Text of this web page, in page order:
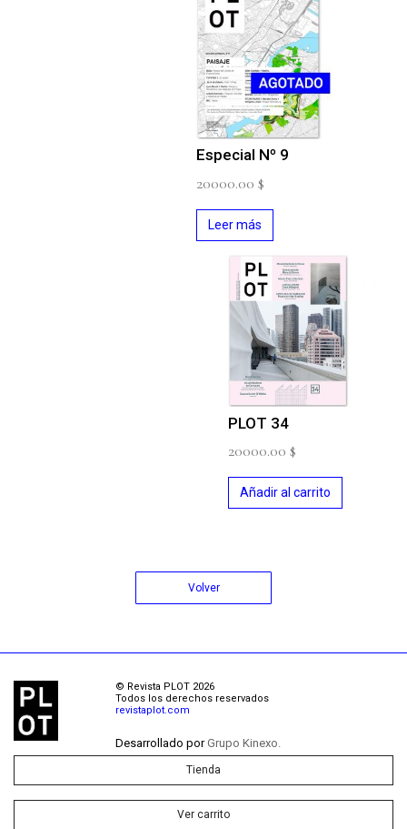
Especial Nº 9
20000.00 $
Leer más
PLOT 34
20000.00 $
Añadir al carrito
Volver
© Revista PLOT 2026
Todos los derechos reservados
revistaplot.com
Desarrollado porGrupo Kinexo.
Tienda
Ver carrito